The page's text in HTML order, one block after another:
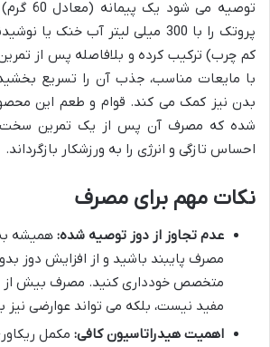
توصیه می
پروتک را با 300 میلی لیتر آب خنک
کم چرب) ترکیب کرده و بلافاصله پس از
با مایعات مناسب، جذب آن را تسریع
بدن نیز کمک می کند. قوام و طعم این
شده که مصرف آن پس از یک تمرین
احساس تازگی و انرژی را به ورزشکار بازگرداند.
نکات مهم برای مصرف
عدم تجاوز از دوز توصیه شده: همیشه
مصرف پایبند باشید و از افزایش دوز
متخصص خودداری کنید. مصرف بیش از
مفید نیست، بلکه می تواند عوارضی نیز
اهمیت هیدراتاسیون کافی: مکمل